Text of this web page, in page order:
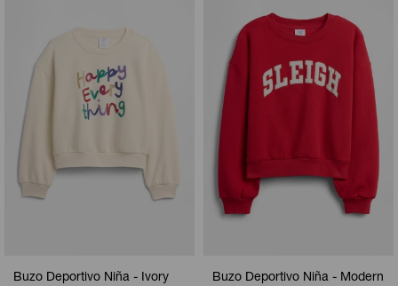
Buzo Deportivo Niña - Ivory
Buzo Deportivo Niña - Modern